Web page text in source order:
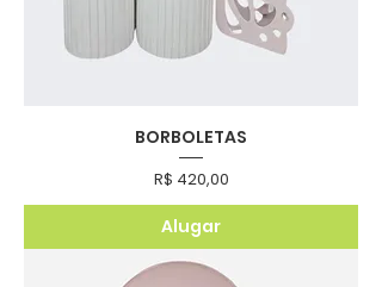
BORBOLETAS
Preço
R$ 420,00
Alugar